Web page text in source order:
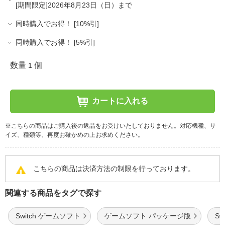
[期間限定]2026年8月23日（日）まで
同時購入でお得！ [10%引]
同時購入でお得！ [5%引]
数量 1 個
カートに入れる
※こちらの商品はご購入後の返品をお受けいたしておりません。対応機種、サ
イズ、種類等、再度お確かめの上お求めください。
こちらの商品は決済方法の制限を行っております。
関連する商品をタグで探す
Switch ゲームソフト ゲームソフト パッケージ版